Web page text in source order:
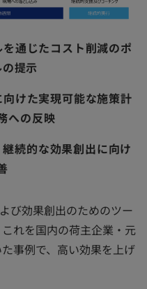
通じたコスト削減のポ
提示
けた実現可能な施策計
への反映
続的な効果創出に向け
び効果創出のためのツー
れを国内の荷主企業・元
事例で、高い効果を上げ